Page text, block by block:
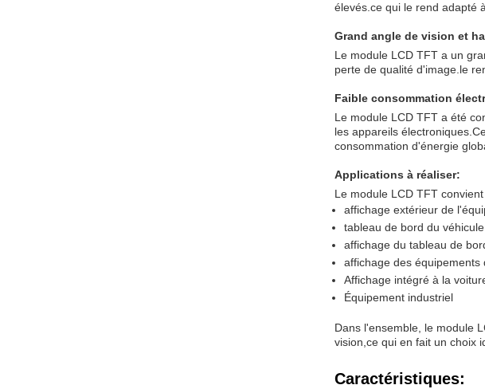
élevés.ce qui le rend adapté
Grand angle de vision et
Le module LCD TFT a un
perte de qualité d'image.le
Faible consommation
Le module LCD TFT a été
les appareils
consommation d'énergie
Applications à réaliser:
Le module LCD TFT
affichage extérieur de
tableau de bord du
affichage du tableau de
affichage des
Affichage intégré à la
Équipement industriel
Dans l'ensemble, le module
vision,ce qui en fait un choix
Caractéristiques: